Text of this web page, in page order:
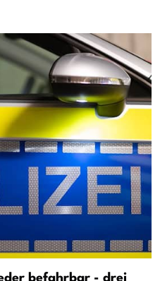
befahrbar - drei